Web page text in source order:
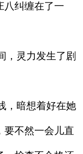
八纠缠在了一
灵力发生了剧
，暗想着好在她
要不然一会儿直